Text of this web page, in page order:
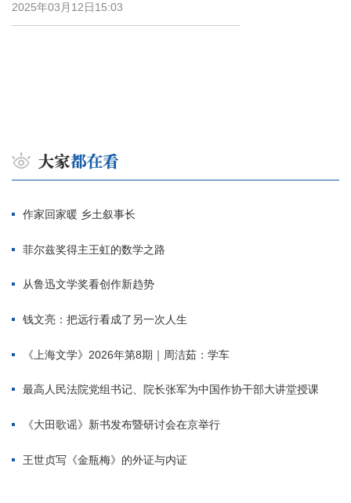
2025年03月12日15:03
作家回家暖 乡土叙事长
菲尔兹奖得主王虹的数学之路
从鲁迅文学奖看创作新趋势
钱文亮：把远行看成了另一次人生
《上海文学》2026年第8期｜周洁茹：学车
最高人民法院党组书记、院长张军为中国作协干部大讲堂授课
《大田歌谣》新书发布暨研讨会在京举行
王世贞写《金瓶梅》的外证与内证